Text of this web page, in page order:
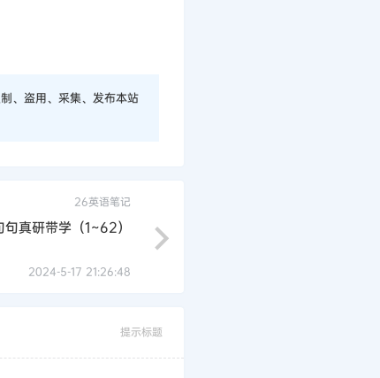
、盗用、采集、发布本站
26英语笔记
真研带学（1~62）
2024-5-17 21:26:48
提示标题